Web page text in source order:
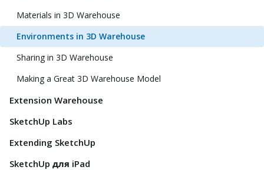
Materials in 3D Warehouse
Environments in 3D Warehouse
Sharing in 3D Warehouse
Making a Great 3D Warehouse Model
Extension Warehouse
SketchUp Labs
Extending SketchUp
SketchUp для iPad